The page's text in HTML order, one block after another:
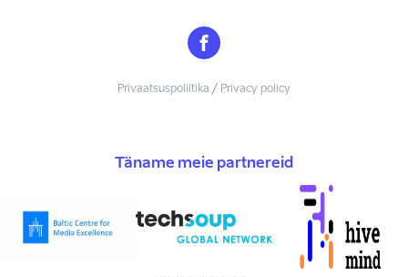
Privaatsuspoliitika / Privacy policy
Täname meie partnereid